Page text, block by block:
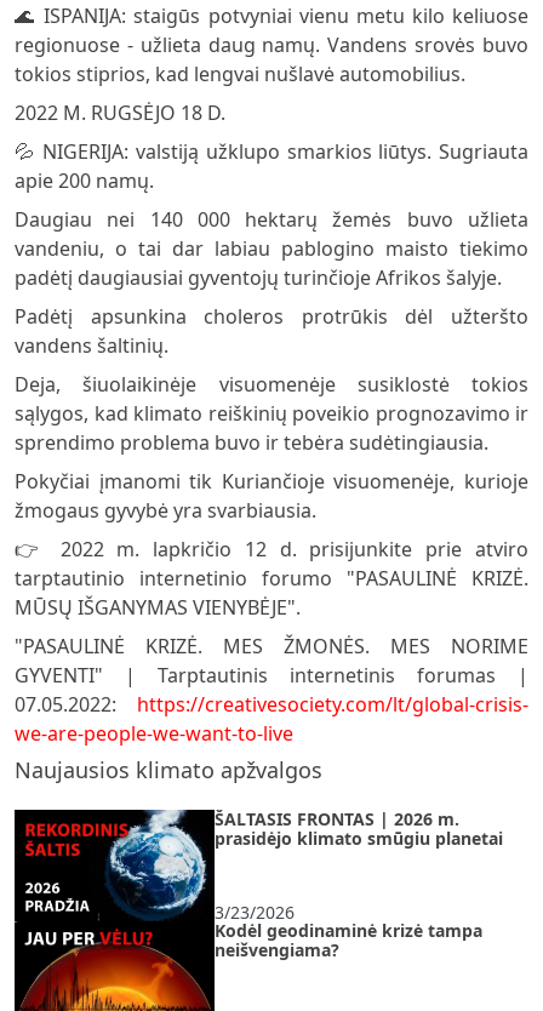
🌊 ISPANIJA: staigūs potvyniai vienu metu kilo keliuose
regionuose - užlieta daug namų. Vandens srovės buvo
tokios stiprios, kad lengvai nušlavė automobilius.
2022 M. RUGSĖJO 18 D.
💦 NIGERIJA: valstiją užklupo smarkios liūtys. Sugriauta
apie 200 namų.
Daugiau nei 140 000 hektarų žemės buvo užlieta
vandeniu, o tai dar labiau pablogino maisto tiekimo
padėtį daugiausiai gyventojų turinčioje Afrikos šalyje.
Padėtį apsunkina choleros protrūkis dėl užteršto
vandens šaltinių.
Deja, šiuolaikinėje visuomenėje susiklostė tokios
sąlygos, kad klimato reiškinių poveikio prognozavimo ir
sprendimo problema buvo ir tebėra sudėtingiausia.
Pokyčiai įmanomi tik Kuriančioje visuomenėje, kurioje
žmogaus gyvybė yra svarbiausia.
👉 2022 m. lapkričio 12 d. prisijunkite prie atviro
tarptautinio internetinio forumo "PASAULINĖ KRIZĖ.
MŪSŲ IŠGANYMAS VIENYBĖJE".
"PASAULINĖ KRIZĖ. MES ŽMONĖS. MES NORIME
GYVENTI" | Tarptautinis internetinis forumas |
07.05.2022: https://creativesociety.com/lt/global-crisis-
we-are-people-we-want-to-live
Naujausios klimato apžvalgos
ŠALTASIS FRONTAS | 2026 m.
prasidėjo klimato smūgiu planetai
3/23/2026
Kodėl geodinaminė krizė tampa
neišvengiama?